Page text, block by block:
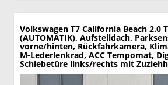
Volkswagen T7 California Beach 2.0
(AUTOMATIK), Aufstelldach,
vorne/hinten, Rückfahrkamera,
M-Lederlenkrad, ACC Tempomat,
Schiebetüre links/rechts mit